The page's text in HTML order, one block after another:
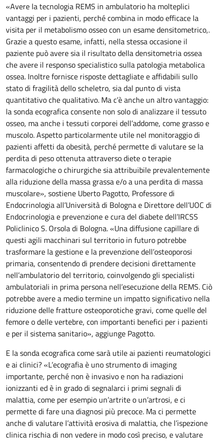
«Avere la tecnologia REMS in ambulatorio ha molteplici
vantaggi per i pazienti, perché combina in modo efficace la
visita per il metabolismo osseo con un esame densitometrico,.
Grazie a questo esame, infatti, nella stessa occasione il
paziente può avere sia il risultato della densitometria ossea
che avere il responso specialistico sulla patologia metabolica
ossea. Inoltre fornisce risposte dettagliate e affidabili sullo
stato di fragilità dello scheletro, sia dal punto di vista
quantitativo che qualitativo. Ma c’è anche un altro vantaggio:
la sonda ecografica consente non solo di analizzare il tessuto
osseo, ma anche i tessuti corporei dell’addome, come grasso e
muscolo. Aspetto particolarmente utile nel monitoraggio di
pazienti affetti da obesità, perché permette di valutare se la
perdita di peso ottenuta attraverso diete o terapie
farmacologiche o chirurgiche sia attribuibile prevalentemente
alla riduzione della massa grassa e/o a una perdita di massa
muscolare», sostiene Uberto Pagotto, Professore di
Endocrinologia all’Università di Bologna e Direttore dell’UOC di
Endocrinologia e prevenzione e cura del diabete dell’IRCSS
Policlinico S. Orsola di Bologna. «Una diffusione capillare di
questi agili macchinari sul territorio in futuro potrebbe
trasformare la gestione e la prevenzione dell’osteoporosi
primaria, consentendo di prendere decisioni direttamente
nell’ambulatorio del territorio, coinvolgendo gli specialisti
ambulatoriali in prima persona nell’esecuzione della REMS. Ciò
potrebbe avere a medio termine un impatto significativo nella
riduzione delle fratture osteoporotiche gravi, come quelle del
femore o delle vertebre, con importanti benefici per i pazienti
e per il sistema sanitario», aggiunge Pagotto.
E la sonda ecografica come sarà utile ai pazienti reumatologici
e ai clinici? «L’ecografia è uno strumento di imaging
importante, perché non è invasivo e non ha radiazioni
ionizzanti ed è in grado di segnalarci i primi segnali di
malattia, come per esempio un’artrite o un’artrosi, e ci
permette di fare una diagnosi più precoce. Ma ci permette
anche di valutare l’attività erosiva di malattia, che l’ispezione
clinica rischia di non vedere in modo così preciso, e valutare